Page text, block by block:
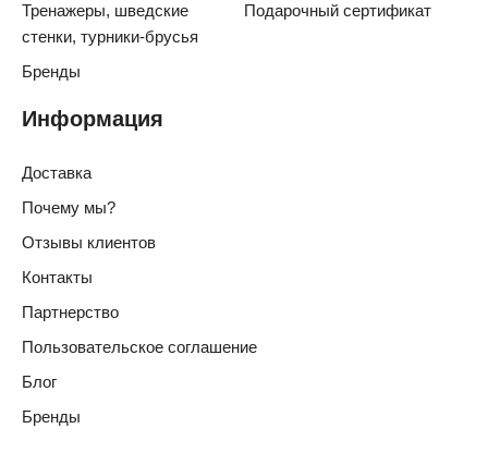
Тренажеры, шведские
стенки, турники-брусья
Подарочный сертификат
Бренды
Информация
Доставка
Почему мы?
Отзывы клиентов
Контакты
Партнерство
Пользовательское соглашение
Блог
Бренды